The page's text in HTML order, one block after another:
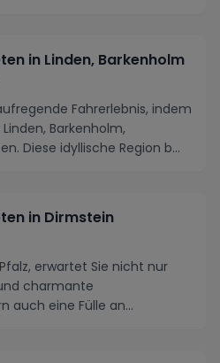
in Linden, Barkenholm
Fahrerlebnis, indem
Barkenholm,
Diese idyllische Region b...
in Dirmstein
erwartet Sie nicht nur
charmante
auch eine Fülle an